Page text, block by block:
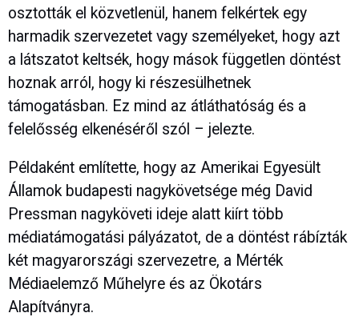
osztották el közvetlenül, hanem felkértek egy
harmadik szervezetet vagy személyeket, hogy azt
a látszatot keltsék, hogy mások független döntést
hoznak arról, hogy ki részesülhetnek
támogatásban. Ez mind az átláthatóság és a
felelősség elkenéséről szól – jelezte.
Példaként említette, hogy az Amerikai Egyesült
Államok budapesti nagykövetsége még David
Pressman nagyköveti ideje alatt kiírt több
médiatámogatási pályázatot, de a döntést rábízták
két magyarországi szervezetre, a Mérték
Médiaelemző Műhelyre és az Ökotárs
Alapítványra.